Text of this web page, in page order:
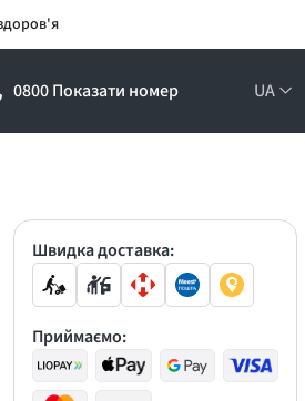
0800 Показати номер UA
Знижки до -30%
Швидка доставка:
Приймаємо: